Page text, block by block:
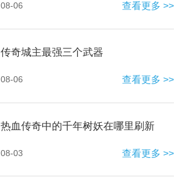
08-06 查看更多 >>
传奇城主最强三个武器
08-06 查看更多 >>
热血传奇中的千年树妖在哪里刷新
08-03 查看更多 >>